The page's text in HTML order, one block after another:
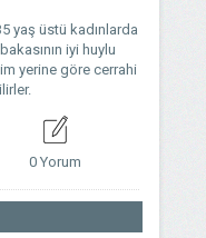
yaş üstü kadınlarda
iyi huylu
yerine göre cerrahi
0 Yorum